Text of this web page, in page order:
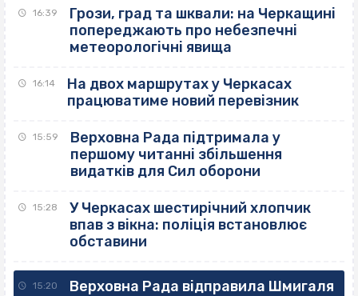
16:39
Грози, град та шквали: на Черкащині
попереджають про небезпечні
метеорологічні явища
16:14
На двох маршрутах у Черкасах
працюватиме новий перевізник
15:59
Верховна Рада підтримала у
першому читанні збільшення
видатків для Сил оборони
15:28
У Черкасах шестирічний хлопчик
впав з вікна: поліція встановлює
обставини
15:20
Верховна Рада відправила Шмигаля